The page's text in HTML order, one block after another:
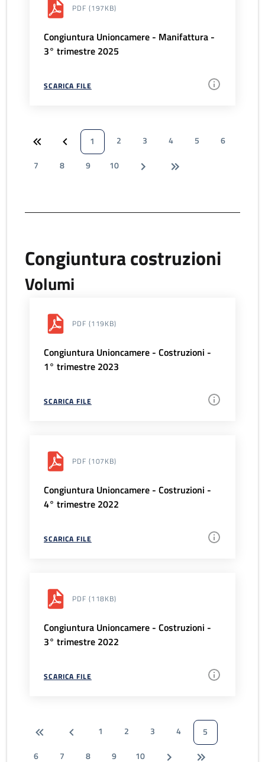
PDF (197KB)
Congiuntura Unioncamere - Manifattura -
3° trimestre 2025
SCARICA FILE
1 2 3 4 5
6
7
8 9 10
Congiuntura costruzioni
Volumi
PDF (119KB)
Congiuntura Unioncamere - Costruzioni -
1° trimestre 2023
SCARICA FILE
PDF (107KB)
Congiuntura Unioncamere - Costruzioni -
4° trimestre 2022
SCARICA FILE
PDF (118KB)
Congiuntura Unioncamere - Costruzioni -
3° trimestre 2022
SCARICA FILE
1 2 3 4
5
6
7 8 9 10